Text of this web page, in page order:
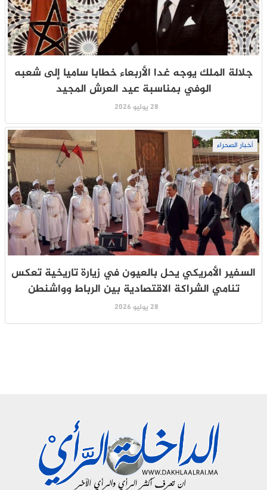
جلالة الملك يوجه غدا الأربعاء خطابا ساميا إلى شعبه
الوفي بمناسبة عيد العرش المجيد
28 يوليو 2026
أخبار الصحراء
السفير الأمريكي يحل بالعيون في زيارة تاريخية تعكس
تنامي الشراكة الاقتصادية بين الرباط وواشنطن
28 يوليو 2026